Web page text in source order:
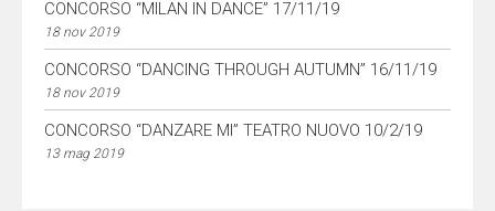
CONCORSO “MILAN IN DANCE” 17/11/19
18 nov 2019
CONCORSO “DANCING THROUGH AUTUMN” 16/11/19
18 nov 2019
CONCORSO “DANZARE MI” TEATRO NUOVO 10/2/19
13 mag 2019